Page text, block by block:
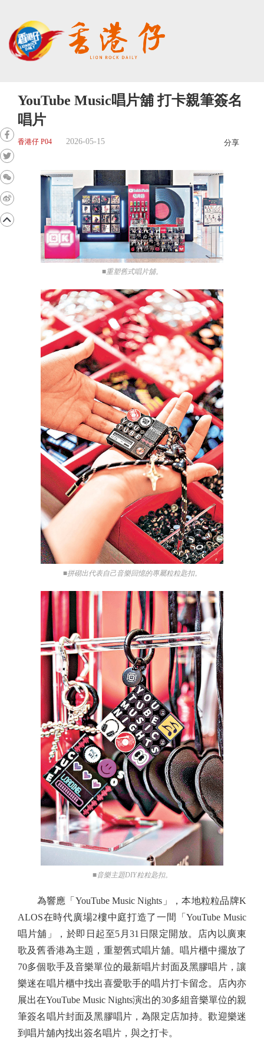
YouTube Music唱片舖 打卡親筆簽名
唱片
香港仔 P04 2026-05-15 分享
■重塑舊式唱片舖。
■拼砌出代表自己音樂回憶的專屬粒粒匙扣。
■音樂主題DIY粒粒匙扣。
為響應「YouTube Music Nights」，本地粒粒品牌K
ALOS在時代廣場2樓中庭打造了一間「YouTube Music
唱片舖」，於即日起至5月31日限定開放。店內以廣東
歌及舊香港為主題，重塑舊式唱片舖。唱片櫃中擺放了
70多個歌手及音樂單位的最新唱片封面及黑膠唱片，讓
樂迷在唱片櫃中找出喜愛歌手的唱片打卡留念。店內亦
展出在YouTube Music Nights演出的30多組音樂單位的親
筆簽名唱片封面及黑膠唱片，為限定店加持。歡迎樂迷
到唱片舖內找出簽名唱片，與之打卡。